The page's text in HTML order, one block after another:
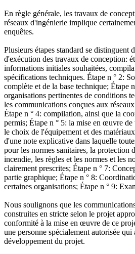
En règle générale, les travaux de
réseaux d'ingénierie implique
enquêtes.
Plusieurs étapes standard se distinguent
d'exécution des travaux de conception:
informations initiales souhaitées,
spécifications techniques. Étape n ° 2:
complète et de la base technique; Étape
organisations pertinentes de conditions
les communications conçues aux
Étape n ° 4: compilation, ainsi que la
permis; Étape n ° 5: la mise en œuvre de
le choix de l'équipement et des
d'une note explicative dans laquelle
pour les normes sanitaires, la protection
incendie, les règles et les normes et les
clairement prescrites; Étape n ° 7:
partie graphique; Étape n ° 8:
certaines organisations; Étape n ° 9:
Nous soulignons que les
construites en stricte selon le projet
conformité à la mise en œuvre de ce
une personne spécialement autorisée qui
développement du projet.